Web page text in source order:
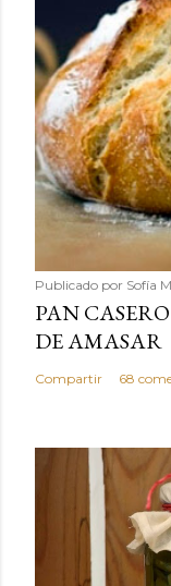
Publicado por Sofía
PAN
DE AMASAR
Compartir 68